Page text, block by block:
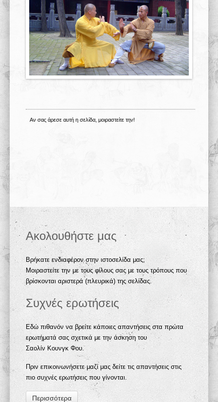
Άρθρα
Πολυμέσα
Δραστηριότητες
Αν σας άρεσε αυτή η σελίδα, μοιραστείτε την!
Ακολουθήστε μας
Βρήκατε ενδιαφέρον στην ιστοσελίδα μας;
Μοιραστείτε την με τους φίλους σας με τους τρόπους που
βρίσκονται αριστερά (πλευρικά) της σελίδας.
Συχνές ερωτήσεις
Εδώ πιθανόν να βρείτε κάποιες απαντήσεις στα πρώτα
ερωτήματά σας σχετικά με την άσκηση του
Σαολίν Κουνγκ Φου.
Πριν επικοινωνήσετε μαζί μας δείτε τις απαντήσεις στις
πιο συχνές ερωτήσεις που γίνονται.
Περισσότερα